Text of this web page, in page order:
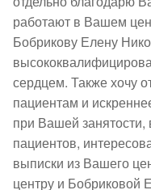
работают в Вашем
Бобрикову Елену
сердцем. Также хочу
пациентам и
при Вашей занятости,
пациентов,
выписки из Вашего
центру и Бобриковой